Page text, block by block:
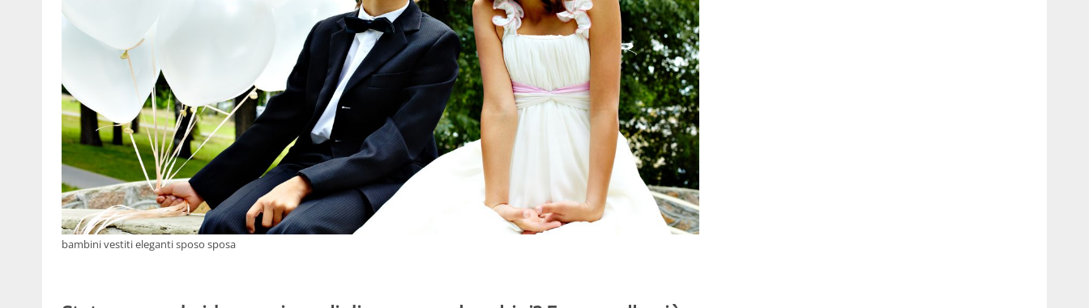
bambini vestiti eleganti sposo sposa